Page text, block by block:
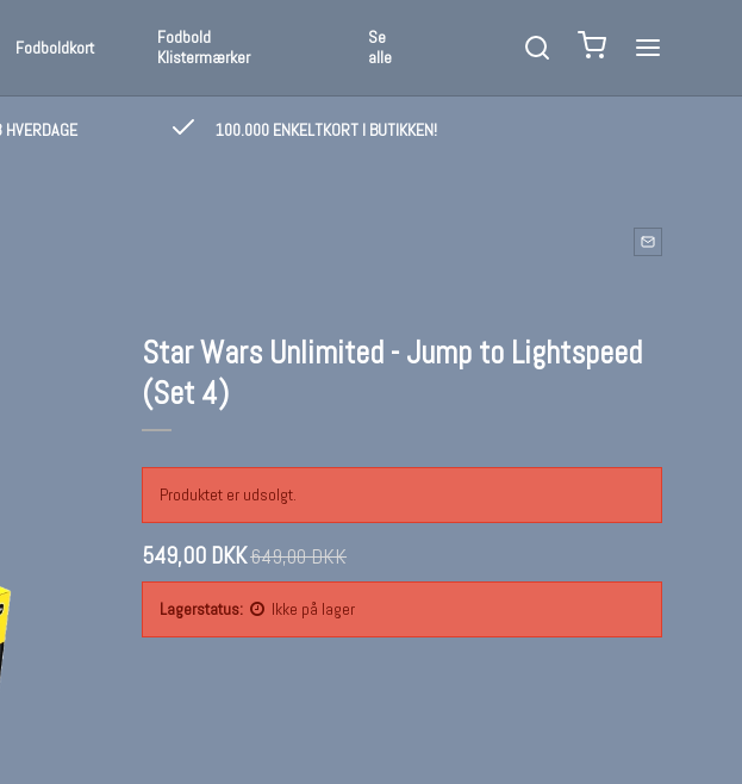
Fodboldkort
Fodbold
Klistermærker
Se
alle
HVERDAGE 100.000 ENKELTKORT I BUTIKKEN!
Star Wars Unlimited - Jump to Lightspeed
(Set 4)
Produktet er udsolgt.
549,00 DKK649,00 DKK
Lagerstatus: Ikke på lager